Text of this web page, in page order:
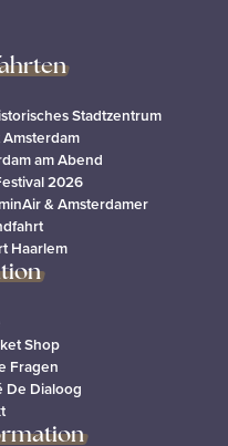
Stadtzentrum
am Abend
2026
& Amsterdamer
Haarlem
Shop
Fragen
De Dialoog